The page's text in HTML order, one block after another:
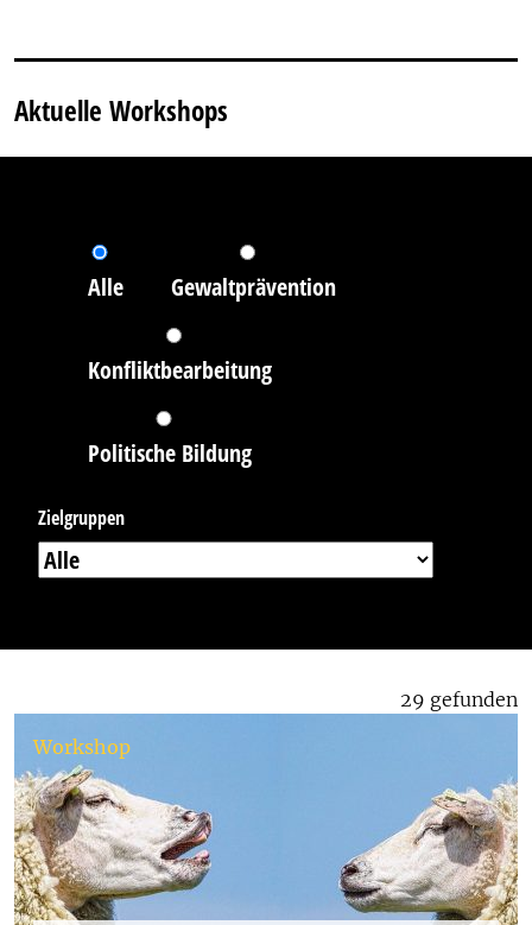
Aktuelle Workshops
Alle Gewaltprävention
Konfliktbearbeitung
Politische Bildung
Zielgruppen
29 gefunden
Workshop